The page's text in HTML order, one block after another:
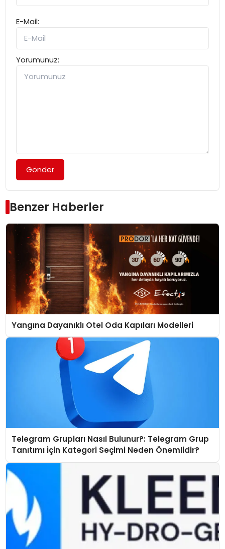
E-Mail:
Yorumunuz:
Gönder
Benzer Haberler
Yangına Dayanıklı Otel Oda Kapıları Modelleri
Telegram Grupları Nasıl Bulunur?: Telegram Grup
Tanıtımı İçin Kategori Seçimi Neden Önemlidir?